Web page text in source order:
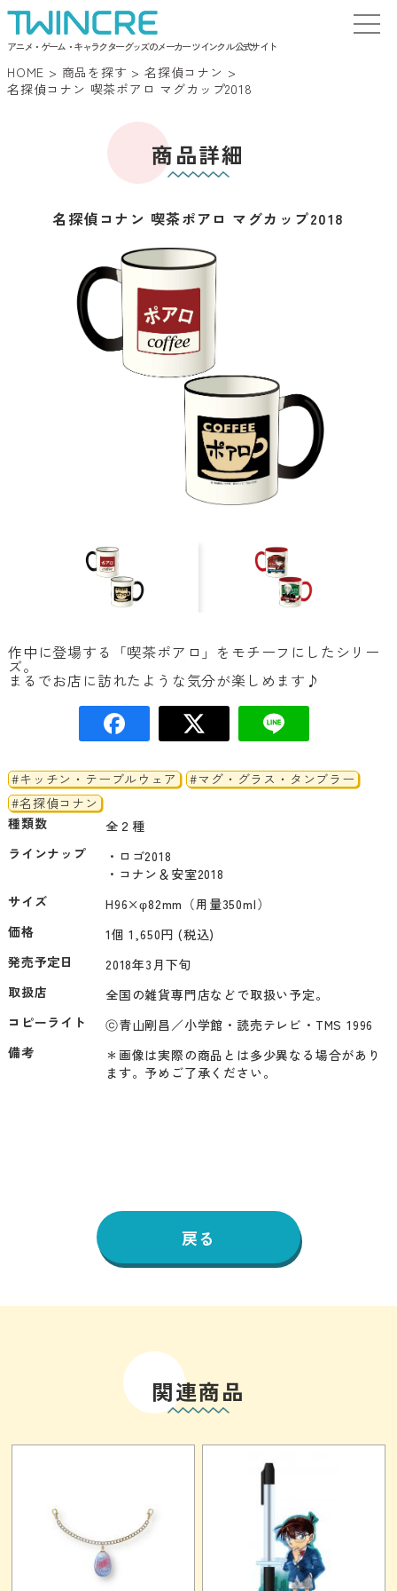
アニメ・ゲーム・キャラクターグッズのメーカー ツインクル 公式サイト
HOME > 商品を探す >名探偵コナン >
名探偵コナン 喫茶ポアロ マグカップ2018
商品詳細
名探偵コナン 喫茶ポアロ マグカップ2018
作中に登場する「喫茶ポアロ」をモチーフにしたシリー
ズ。
まるでお店に訪れたような気分が楽しめます♪
#キッチン・テーブルウェア
#マグ・グラス・タンブラー
#名探偵コナン
種類数
全２種
ラインナップ
・ロゴ2018
・コナン＆安室2018
サイズ
H96×φ82mm（用量350ml）
価格
1個 1,650円 (税込)
発売予定日
2018年3月下旬
取扱店
全国の雑貨専門店などで取扱い予定。
コピーライト
ⓒ青山剛昌／小学館・読売テレビ・TMS 1996
備考
＊画像は実際の商品とは多少異なる場合があり
ます。予めご了承ください。
戻る
関連商品